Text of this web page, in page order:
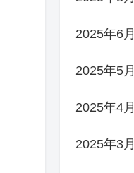
2025年6月
2025年5月
2025年4月
2025年3月